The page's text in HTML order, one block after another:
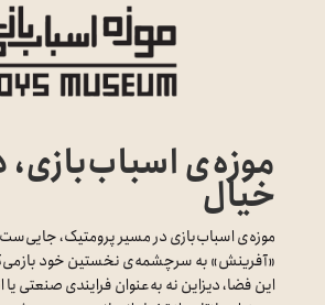
موزه‌ی اسباب‌بازی،
خیال
موزه‌ی اسباب‌بازی در مسیر پرومتیک،
«آفرینش» به سرچشمه‌ی نخستین خود
این فضا، دیزاین نه به‌عنوان فرایندی صنعتی یا